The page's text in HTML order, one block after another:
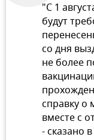
"С 1
будут
со дня
не более
справку о
вместе с
- сказано